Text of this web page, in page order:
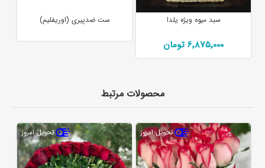
سبد میوه ویژه یلدا
6٬875٬000 تومان
ست ضدپیری (اوریفلیم)
محصولات مرتبط
تحویل امروز تحویل امروز